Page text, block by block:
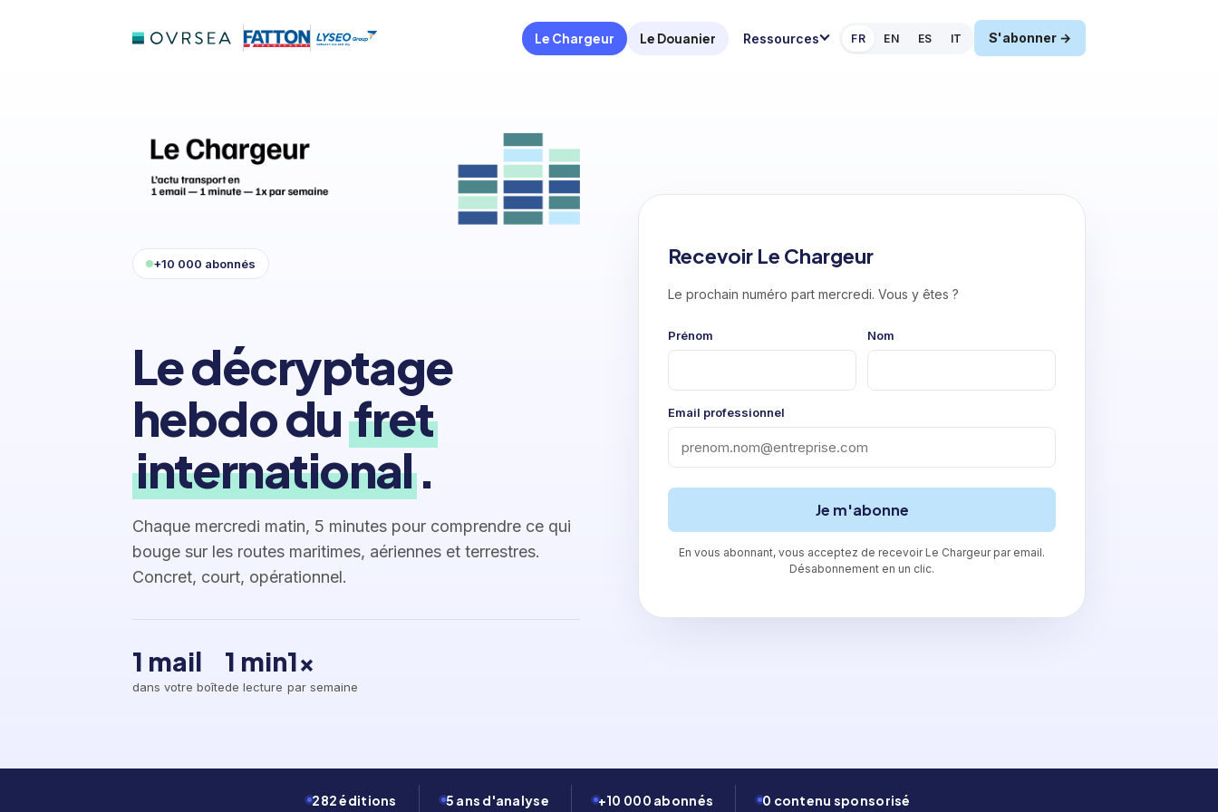
Le Chargeur Le Douanier Ressources FR EN ES IT S'abonner →
+10 000 abonnés
Le décryptage
hebdo dufret
international.
Chaque mercredi matin, 5 minutes pour comprendre ce qui
bouge sur les routes maritimes, aériennes et terrestres.
Concret, court, opérationnel.
1 mail
dans votre boîte
1 min
de lecture
1×
par semaine
Recevoir Le Chargeur
Le prochain numéro part mercredi. Vous y êtes ?
Prénom Nom
Email professionnel
Je m'abonne
En vous abonnant, vous acceptez de recevoir Le Chargeur par email.
Désabonnement en un clic.
282 éditions 5 ans d'analyse +10 000 abonnés 0 contenu sponsorisé